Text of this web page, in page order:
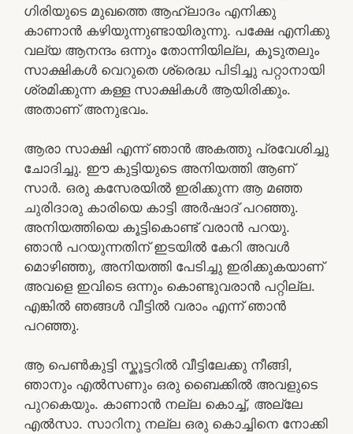
ഗിരിയുടെ മുഖത്തെ ആഹ്ലാദം എനിക്കു
കാണാൻ കഴിയുന്നുണ്ടായിരുന്നു. പക്ഷേ എനിക്കു
വല്യ ആനന്ദം ഒന്നും തോന്നിയില്ല, കൂടുതലും
സാക്ഷികൾ വെറുതെ ശ്രെദ്ധ പിടിച്ചു പറ്റാനായി
ശ്രമിക്കുന്ന കള്ള സാക്ഷികൾ ആയിരിക്കും.
അതാണ് അനുഭവം.
ആരാ സാക്ഷി എന്ന് ഞാൻ അകത്തു പ്രവേശിച്ചു
ചോദിച്ചു. ഈ കുട്ടിയുടെ അനിയത്തി ആണ്
സാർ. ഒരു കസേരയിൽ ഇരിക്കുന്ന ആ മഞ്ഞ
ചുരിദാരു കാരിയെ കാട്ടി അർഷാദ് പറഞ്ഞു.
അനിയത്തിയെ കൂട്ടികൊണ്ട് വരാൻ പറയു.
ഞാൻ പറയുന്നതിന് ഇടയിൽ കേറി അവൾ
മൊഴിഞ്ഞു, അനിയത്തി പേടിച്ചു ഇരിക്കുകയാണ്
അവളെ ഇവിടെ ഒന്നും കൊണ്ടുവരാൻ പറ്റില്ല.
എങ്കിൽ ഞങ്ങൾ വീട്ടിൽ വരാം എന്ന് ഞാൻ
പറഞ്ഞു.
ആ പെൺകുട്ടി സ്കൂട്ടറിൽ വീട്ടിലേക്കു നീങ്ങി,
ഞാനും എൽസണും ഒരു ബൈക്കിൽ അവളുടെ
പുറകെയും. കാണാൻ നല്ല കൊച്ച്, അല്ലേ
എൽസാ. സാറിനു നല്ല ഒരു കൊച്ചിനെ നോക്കി